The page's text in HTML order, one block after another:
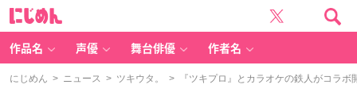
作品名 声優 舞台俳優 作者名
にじめん > ニュース > ツキウタ。 > 『ツキプロ』とカラオケの鉄人がコラボ